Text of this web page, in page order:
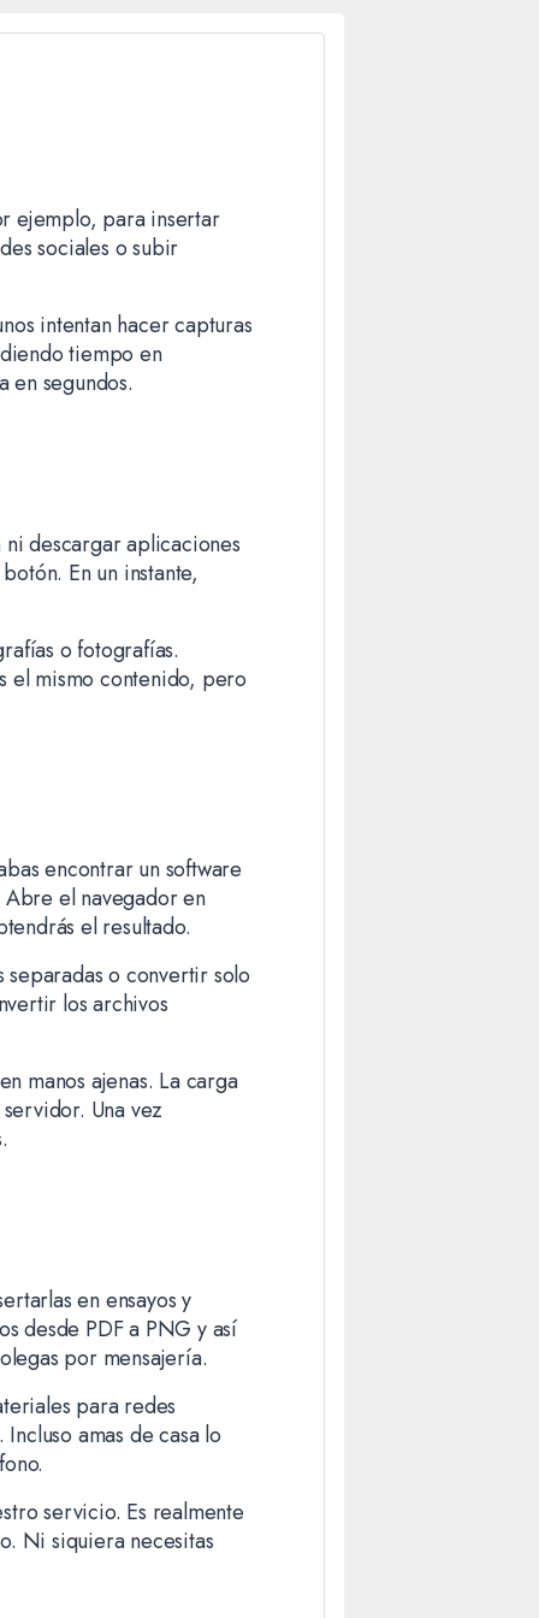
ejemplo, para insertar
sociales o subir
intentan hacer capturas
tiempo en
en segundos.
descargar aplicaciones
En un instante,
o fotografías.
el mismo contenido, pero
encontrar un software
el navegador en
el resultado.
o convertir solo
los archivos
manos ajenas. La carga
Una vez
en ensayos y
desde PDF a PNG y así
por mensajería.
para redes
amas de casa lo
servicio. Es realmente
Ni siquiera necesitas